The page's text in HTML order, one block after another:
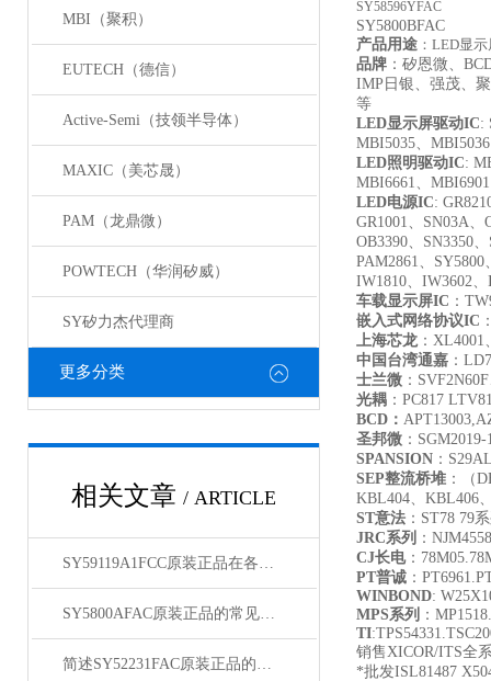
MBI（聚积）
EUTECH（德信）
Active-Semi（技领半导体）
MAXIC（美芯晟）
PAM（龙鼎微）
POWTECH（华润矽威）
SY矽力杰代理商
更多分类
相关文章 / ARTICLE
SY59119A1FCC原装正品在各领域中发挥着重要的作用
SY5800AFAC原装正品的常见故障及相应解决方案分享
简述SY52231FAC原装正品的正确安装步骤
SY58596YFAC
SY5800BFAC
产品用途 ：LED显
品牌 ：矽恩微、
IMP日银、强茂、
等
LED显示屏驱动IC:
MBI5035、
LED照明驱动IC:
MBI6661、
LED电源IC:
GR1001、SN03A、
OB3390、SN3350
PAM2861、
IW1810、IW3602
车载显示屏IC ：
嵌入式网络协议IC
上海芯龙：XL4001
中国台湾通嘉 ：
士兰微 ：
光耦 ：PC817
BCD ：
圣邦微 ：
SPANSION ：
SEP整流桥堆 ：（
KBL404、KBL406
ST意法 ：ST78 79
JRC系列 ：
CJ长电：
PT普诚 ：
WINBOND:
MPS系列 ：
TI
销售XICOR/ITS全
*批发ISL81487